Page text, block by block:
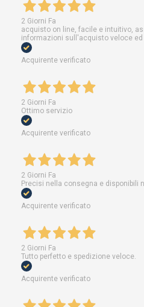
2 Giorni Fa
acquisto on line, facile e intuitivo,
informazioni sull'acquisto veloce
Acquirente verificato
2 Giorni Fa
Ottimo servizio
Acquirente verificato
2 Giorni Fa
Precisi nella consegna e disponibili
Acquirente verificato
2 Giorni Fa
Tutto perfetto e spedizione veloce.
Acquirente verificato